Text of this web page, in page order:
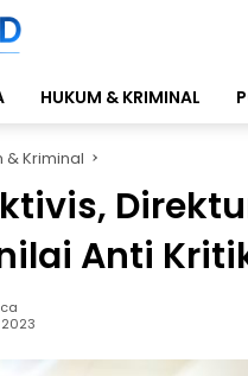
HUKUM & KRIMINAL
& Kriminal
Anti